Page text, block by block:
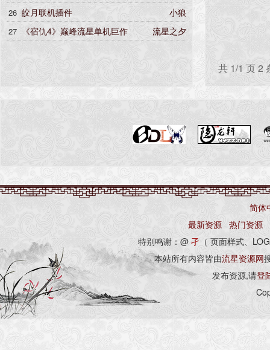
共 1/1 页 2
26 小狼
皎月联机插件
27 流星之夕
《宿仇4》巅峰流星单机巨作
简体
最新资源 热门资源
特别鸣谢：@ 孑 （ 页面样式、
本站所有内容皆由流星资源网
发布资源,请登